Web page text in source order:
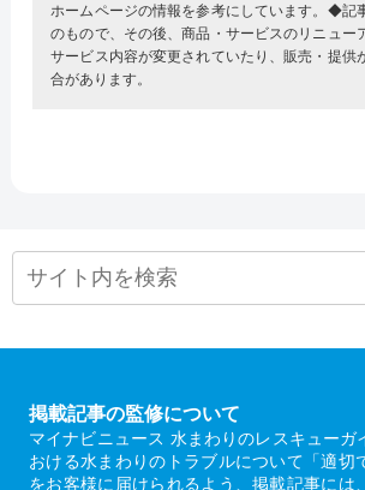
ホームページの情報を参考にしています。◆記
のもので、その後、商品・サービスのリニュー
サービス内容が変更されていたり、販売・提供
合があります。
掲載記事の監修について
マイナビニュース 水まわりのレスキューガ
おける水まわりのトラブルについて「適切
をお客様に届けられるよう、掲載記事には